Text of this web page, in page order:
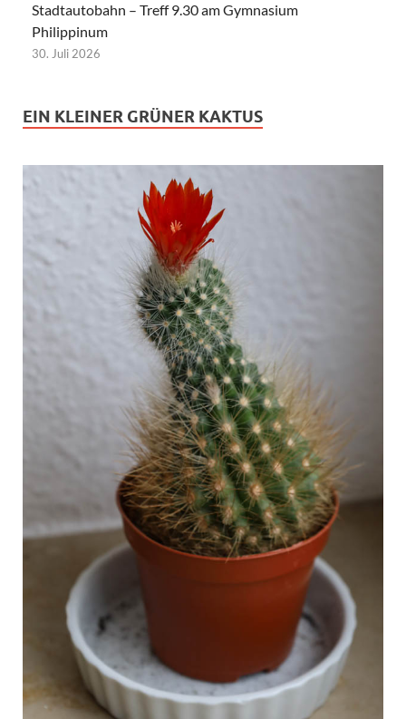
Stadtautobahn – Treff 9.30 am Gymnasium
Philippinum
30. Juli 2026
EIN KLEINER GRÜNER KAKTUS